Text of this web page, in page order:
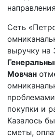
Сеть
выручку на
Мовчан
покупки и
Казалось
сметы,